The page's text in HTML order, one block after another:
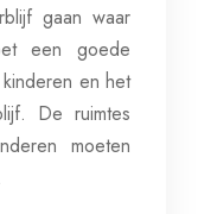
gaan waar
een goede
en het
De ruimtes
moeten